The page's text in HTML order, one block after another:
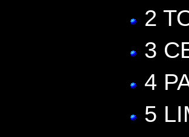
2
3
4
5